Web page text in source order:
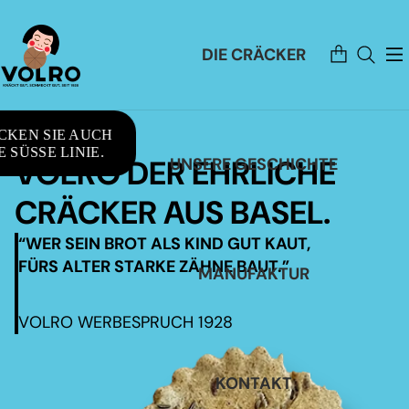
DIE CRÄCKER
UNSERE GESCHICHTE
MANUFAKTUR
KONTAKT
Artikel
im
Warenkorb
SIE AUCH
SÜSSE LINIE.
VOLRO DER EHRLICHE
CRÄCKER AUS BASEL.
“WER SEIN BROT ALS KIND GUT KAUT,
FÜRS ALTER STARKE ZÄHNE BAUT.”
VOLRO WERBESPRUCH 1928